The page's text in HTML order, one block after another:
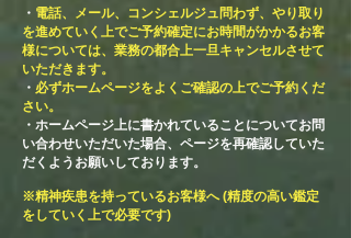
・ 電話、メール、コンシェルジュ問わず、やり取り
を進めていく上でご予約確定にお時間がかかるお客
様については、業務の都合上一旦キャンセルさせて
いただきます。
・​ 必ずホームページをよくご確認の上でご予約くだ
さい。
・ホームページ上に書かれていることについてお問
い合わせいただいた場合、ページを再確認していた
だくようお願いしております。
​※精神疾患を持っているお客様へ (精度の高い鑑定
をしていく上で必要です)